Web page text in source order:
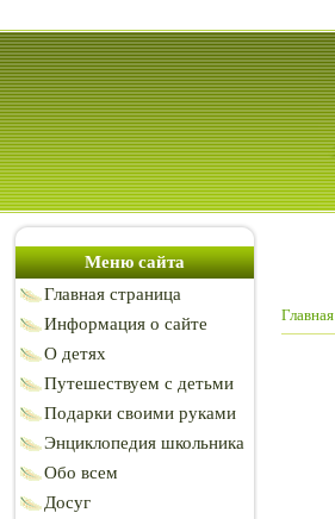
Меню сайта
Главная страница
Информация о сайте
О детях
Путешествуем с детьми
Подарки своими руками
Энциклопедия школьника
Обо всем
Досуг
Главная